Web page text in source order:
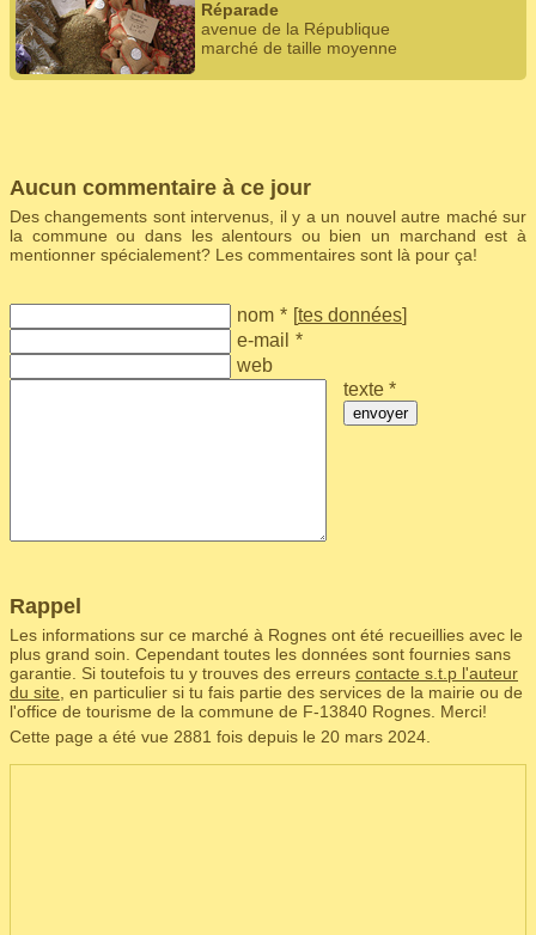
Réparade
avenue de la République
marché de taille moyenne
Aucun commentaire à ce jour
Des changements sont intervenus, il y a un nouvel autre maché sur
la commune ou dans les alentours ou bien un marchand est à
mentionner spécialement? Les commentaires sont là pour ça!
nom * [tes données]
e-mail *
web
texte *
envoyer
Rappel
Les informations sur ce marché à Rognes ont été recueillies avec le
plus grand soin. Cependant toutes les données sont fournies sans
garantie. Si toutefois tu y trouves des erreurs contacte s.t.p l'auteur
du site , en particulier si tu fais partie des services de la mairie ou de
l'office de tourisme de la commune de F‑13840 Rognes. Merci!
Cette page a été vue 2881 fois depuis le 20 mars 2024.